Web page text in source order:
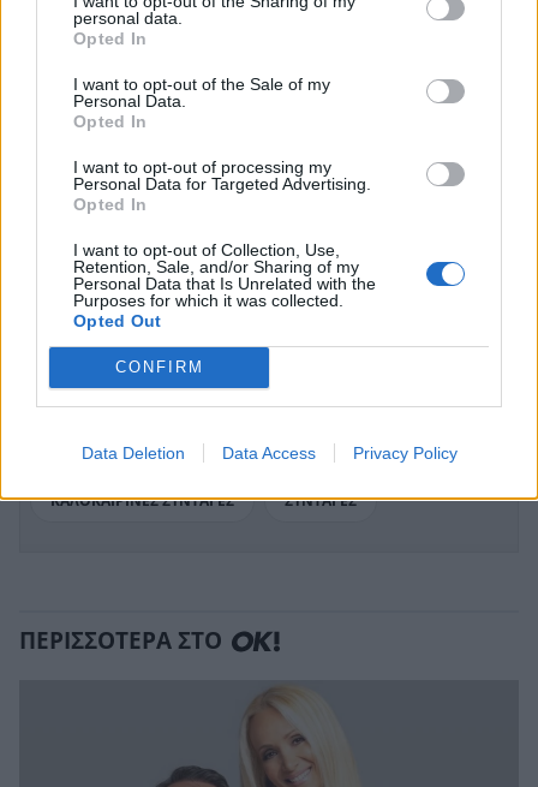
personal data.
Opted In
I want to opt-out of the Sale of my
Personal Data.
Opted In
I want to opt-out of processing my
Personal Data for Targeted Advertising.
Opted In
I want to opt-out of Collection, Use,
Retention, Sale, and/or Sharing of my
Personal Data that Is Unrelated with the
Purposes for which it was collected.
Opted Out
CONFIRM
Data Deletion Data Access Privacy Policy
Τιραμισού χωρίς ζάχαρη: Το πιο εύκολο και
ελαφρύ γλυκό που θα φτιάχνετε ξανά και
ΓΕΥΣΗ
ΔΕΙΤΕ ΑΚΟΜΑ
ΚΑΛΟΚΑΙΡΙΝΕΣ ΣΥΝΤΑΓΕΣ ΣΥΝΤΑΓΕΣ
ΠΕΡΙΣΣΟΤΕΡΑ ΣΤΟ